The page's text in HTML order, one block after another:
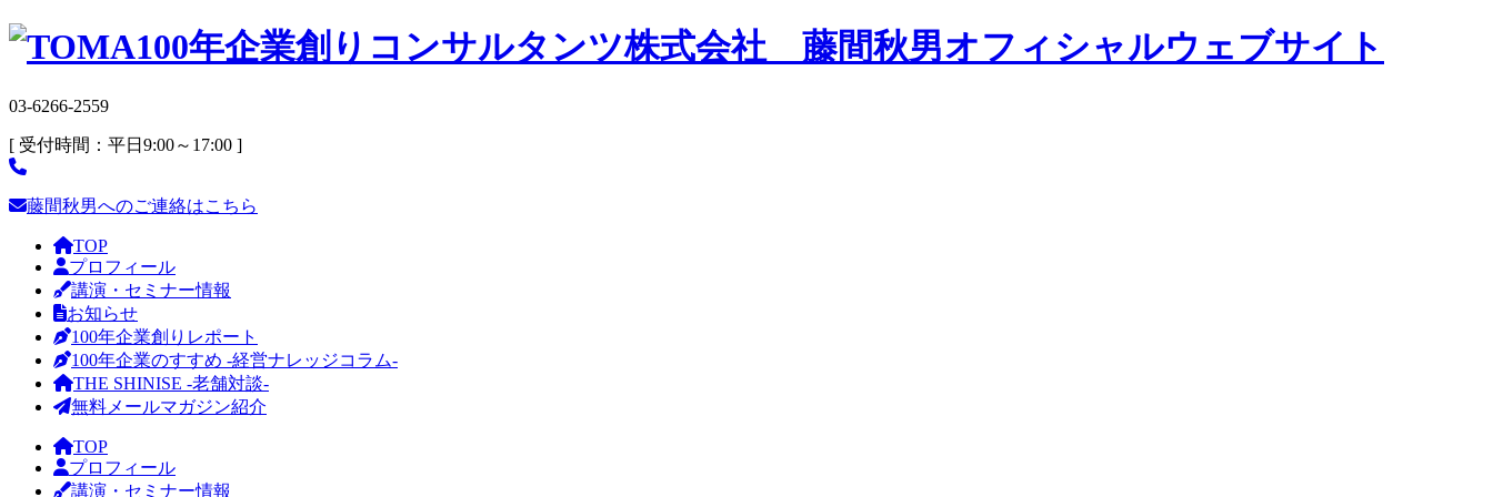
03-6266-2559
[ 受付時間：平日9:00～17:00 ]
藤間秋男へのご連絡はこちら
TOP
プロフィール
講演・セミナー情報
お知らせ
100年企業創りレポート
100年企業のすすめ -経営ナレッジコラム-
THE SHINISE -老舗対談-
無料メールマガジン紹介
TOP
プロフィール
講演・セミナー情報